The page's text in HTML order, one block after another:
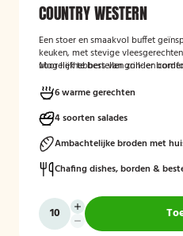
COUNTRY WESTERN
Een stoer en smaakvol buffet
keuken, met stevige
voor liefhebbers van grill- en
Mogelijk te bestellen zonder
6 warme gerechten
4 soorten salades
Ambachtelijke broden met
Chafing dishes, borden &